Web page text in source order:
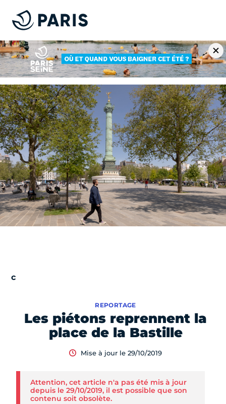
Les piétons reprennent la
place de la Bastille
REPORTAGE
Mise à jour le 29/10/2019
Attention, cet article n'a pas été mis à jour
depuis le 29/10/2019, il est possible que son
contenu soit obsolète.